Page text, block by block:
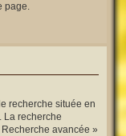
page.
recherche située en
La recherche
avancée »